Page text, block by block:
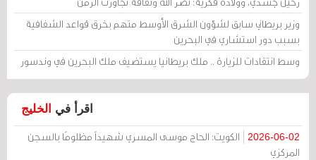
وزير بريطاني سابق لشؤون الشرق الأوسط متهم بخرق قواعد الشفافية
بسبب دور استشاري في البحرين
وسط انتقادات للزيارة .. ملك بريطانيا يستضيف ملك البحرين في وندسور
اقرأ في الخليج
2026-06-02
الكويت: الحاج موسى المسري شهيداً مظلومًا بالسجن
المركزي